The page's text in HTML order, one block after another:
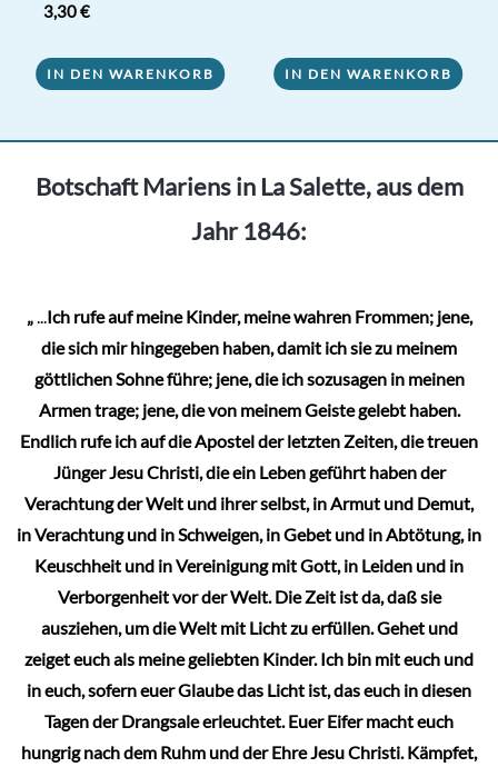
Bewertet mit
5.00
3,30€
IN DEN WARENKORB IN DEN WARENKORB
Botschaft Mariens in La Salette, aus dem
Jahr 1846:
„...Ich rufe auf meine Kinder, meine wahren Frommen; jene,
die sich mir hingegeben haben, damit ich sie zu meinem
göttlichen Sohne führe; jene, die ich sozusagen in meinen
Armen trage; jene, die von meinem Geiste gelebt haben.
Endlich rufe ich auf die Apostel der letzten Zeiten, die treuen
Jünger Jesu Christi, die ein Leben geführt haben der
Verachtung der Welt und ihrer selbst, in Armut und Demut,
in Verachtung und in Schweigen, in Gebet und in Abtötung, in
Keuschheit und in Vereinigung mit Gott, in Leiden und in
Verborgenheit vor der Welt. Die Zeit ist da, daß sie
ausziehen, um die Welt mit Licht zu erfüllen. Gehet und
zeiget euch als meine geliebten Kinder. Ich bin mit euch und
in euch, sofern euer Glaube das Licht ist, das euch in diesen
Tagen der Drangsale erleuchtet. Euer Eifer macht euch
hungrig nach dem Ruhm und der Ehre Jesu Christi. Kämpfet,